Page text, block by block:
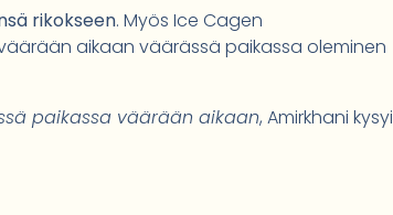
rikokseen. Myös Ice Cagen
aikaan väärässä paikassa oleminen
paikassa väärään aikaan, Amirkhani kysyi